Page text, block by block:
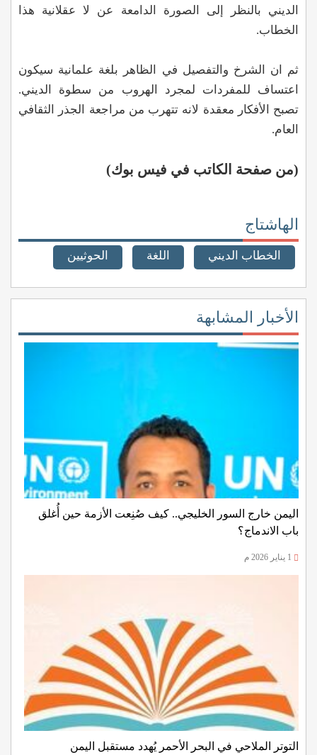
الديني بالنظر إلى الصورة الدامعة عن لا عقلانية هذا
الخطاب.
ثم ان الشرخ والتفصيل في الظاهر بلغة علمانية سيكون
اعتساف للمفردات لمجرد الهروب من سطوة الديني.
تصبح الأفكار معقدة لانه تتهرب من مراجعة الجذر الثقافي
العام.
(من صفحة الكاتب في فيس بوك)
الهاشتاج
الخطاب الديني اللغة الحوثيين
الأخبار المشابهة
اليمن خارج السور الخليجي.. كيف صُنِعت الأزمة حين أُغلق
باب الاندماج؟
التوتر الملاحي في البحر الأحمر يُهدد مستقبل اليمن